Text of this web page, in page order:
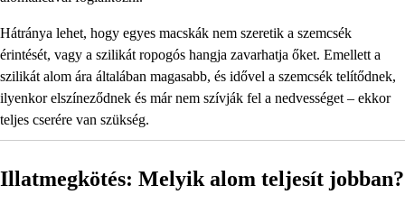
Hátránya lehet, hogy egyes macskák nem szeretik a szemcsék
érintését, vagy a szilikát ropogós hangja zavarhatja őket. Emellett a
szilikát alom ára általában magasabb, és idővel a szemcsék telítődnek,
ilyenkor elszíneződnek és már nem szívják fel a nedvességet – ekkor
teljes cserére van szükség.
Illatmegkötés: Melyik alom teljesít jobban?